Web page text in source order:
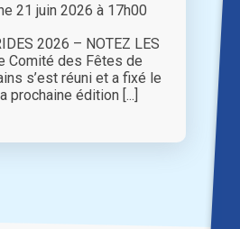
21 juin 2026 à 17h00
2026 – NOTEZ LES
Comité des Fêtes de
s’est réuni et a fixé le
prochaine édition [...]